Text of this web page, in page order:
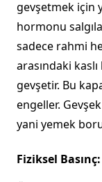
gevşetmek için
hormonu
sadece rahmi
arasındaki
gevşetir. Bu
engeller.
yani yemek
Fiziksel